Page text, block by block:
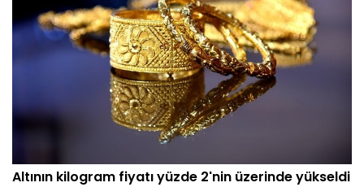
Altının kilogram fiyatı yüzde 2'nin üzerinde yükseldi